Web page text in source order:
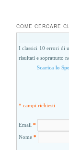
COME CERCARE
I classici 10 errori di
risultati e soprattutto
Scarica lo
* campi richiesti
Email*
Nome*